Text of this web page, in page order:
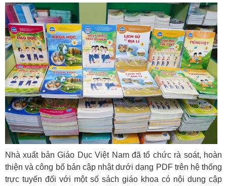
Nhà xuất bản Giáo Dục Việt Nam đã tổ chức rà soát, hoàn
thiện và công bố bản cập nhật dưới dạng PDF trên hệ thống
trực tuyến đối với một số sách giáo khoa có nội dung cập